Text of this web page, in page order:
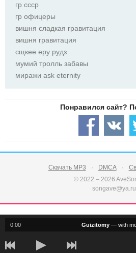
гр ссср
гр офицеры
вишня сладкая гравитация
вишня гравитация
сщкее еру рудз
мумий тролль забавы
миражи ask eternity
Скачать MP3 DMCA
© 2022 – 2026
songave@ya.ru
0:00 Guizitomy — with